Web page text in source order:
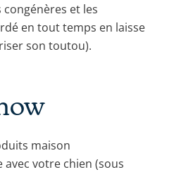
et les
en tout temps en laisse
son toutou).
maison
avec votre chien (sous